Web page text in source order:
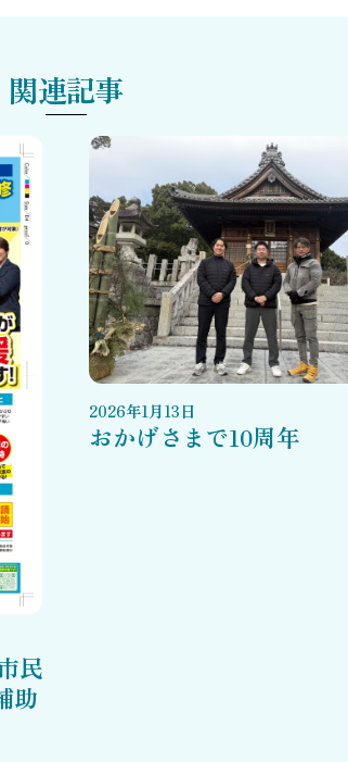
関連記事
民
助
2026年1月13日
おかげさまで10周年